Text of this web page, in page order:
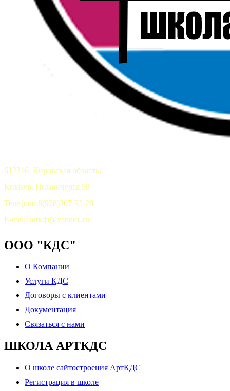
612316, Кировская область,
Кикнур, Пижанчурга 58
Телефон: 8(928)307-92-28
E-mail: artkds@yandex.ru
ООО "КДС"
О Компании
Услуги КДС
Договоры с клиентами
Документация
Связаться с нами
ШКОЛА АРТКДС
О школе сайтостроения АртКДС
Регистрация в школе